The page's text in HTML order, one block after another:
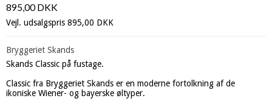
895,00 DKK
Vejl. udsalgspris 895,00 DKK
Bryggeriet Skands
Skands Classic på fustage.
Classic fra Bryggeriet Skands er en moderne fortolkning af de
ikoniske Wiener- og bayerske øltyper.